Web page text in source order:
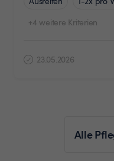
+4 weitere Kriterien
23.05.2026
Alle